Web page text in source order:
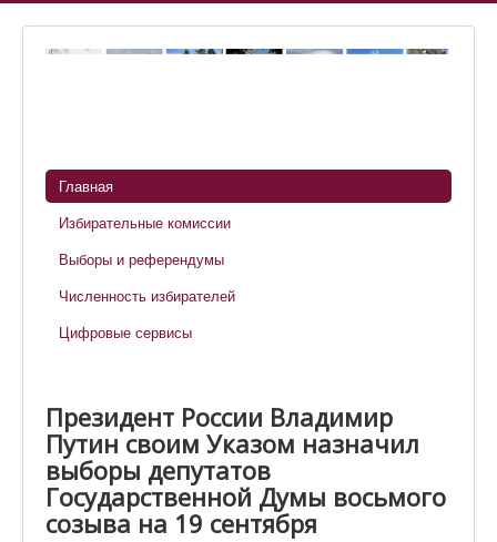
Главная
Избирательные комиссии
Выборы и референдумы
Численность избирателей
Цифровые сервисы
Президент России Владимир
Путин своим Указом назначил
выборы депутатов
Государственной Думы восьмого
созыва на 19 сентября